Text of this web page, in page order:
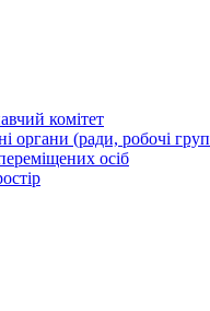
комітет
органи (ради, робочі
осіб